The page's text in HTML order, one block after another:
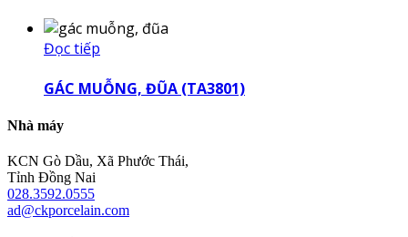
Đọc tiếp
GÁC MUỖNG, ĐŨA (TA3801)
Nhà máy
KCN Gò Dầu, Xã Phước Thái,
Tỉnh Đồng Nai
028.3592.0555
ad@ckporcelain.com